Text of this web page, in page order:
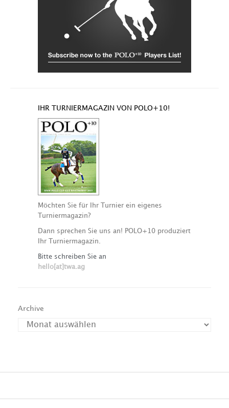
IHR TURNIERMAGAZIN VON POLO+10!
Möchten Sie für Ihr Turnier ein eigenes
Turniermagazin?
Dann sprechen Sie uns an! POLO+10 produziert
Ihr Turniermagazin.
Bitte schreiben Sie an
hello[at]twa.ag
Archive